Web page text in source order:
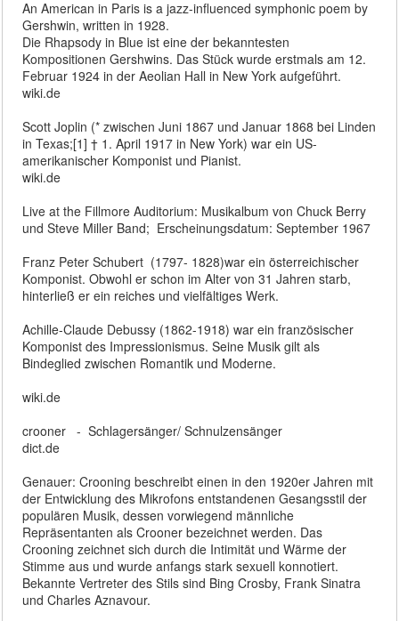
An American in Paris is a jazz-influenced symphonic poem by
Gershwin, written in 1928.
Die Rhapsody in Blue ist eine der bekanntesten
Kompositionen Gershwins. Das Stück wurde erstmals am 12.
Februar 1924 in der Aeolian Hall in New York aufgeführt.
wiki.de
Scott Joplin (* zwischen Juni 1867 und Januar 1868 bei Linden
in Texas;[1] † 1. April 1917 in New York) war ein US-
amerikanischer Komponist und Pianist.
wiki.de
Live at the Fillmore Auditorium: Musikalbum von Chuck Berry
und Steve Miller Band; Erscheinungsdatum: September 1967
Franz Peter Schubert (1797- 1828)war ein österreichischer
Komponist. Obwohl er schon im Alter von 31 Jahren starb,
hinterließ er ein reiches und vielfältiges Werk.
Achille-Claude Debussy (1862-1918) war ein französischer
Komponist des Impressionismus. Seine Musik gilt als
Bindeglied zwischen Romantik und Moderne.
wiki.de
crooner - Schlagersänger/ Schnulzensänger
dict.de
Genauer: Crooning beschreibt einen in den 1920er Jahren mit
der Entwicklung des Mikrofons entstandenen Gesangsstil der
populären Musik, dessen vorwiegend männliche
Repräsentanten als Crooner bezeichnet werden. Das
Crooning zeichnet sich durch die Intimität und Wärme der
Stimme aus und wurde anfangs stark sexuell konnotiert.
Bekannte Vertreter des Stils sind Bing Crosby, Frank Sinatra
und Charles Aznavour.